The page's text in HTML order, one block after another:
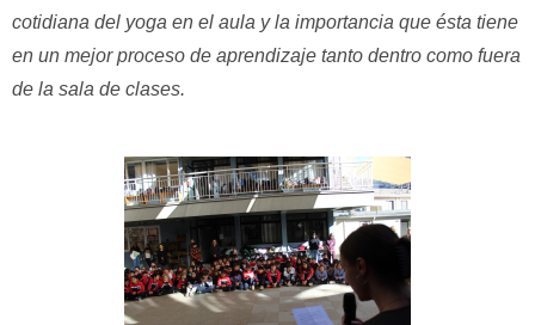
cotidiana del yoga en el aula y la importancia que ésta tiene
en un mejor proceso de aprendizaje tanto dentro como fuera
de la sala de clases.